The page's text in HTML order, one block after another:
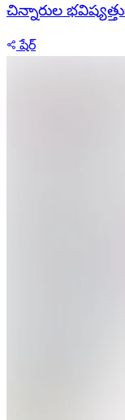
చిన్నారుల
షేర్